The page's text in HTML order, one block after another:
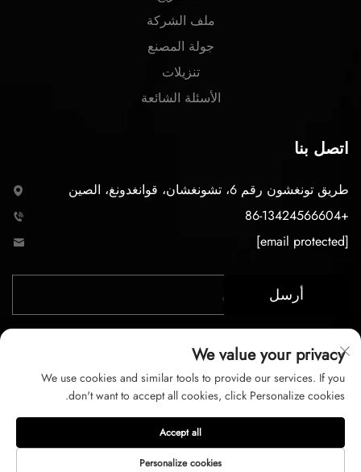
ملف الشركة
جولة المصنع
تنزيلات
الأسئلة الشائعة
اتصل بنا
طريق تونغشون رقم 6، تشونغشان، قوانغدونغ، الصين
+86-13424566604
[email protected]
أرسل
للإضاءة المحدودة. جميع الحقوق محفوظة
سياسة الخصوصية شروط الخدمة
We value your privacy
We use cookies and similar tools to provide our services. If you
don't want to accept all cookies, click Personalize cookies.
Personalize cookies
Accept all